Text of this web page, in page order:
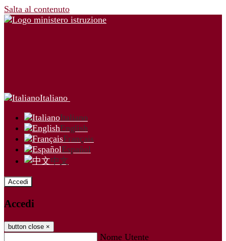
Salta al contenuto
Italiano
Italiano
English
Français
Español
中文
Accedi
Accedi
button close ×
Nome Utente